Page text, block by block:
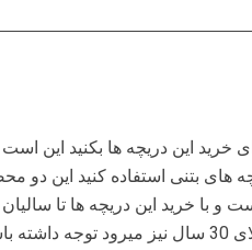
خرید این دریچه ها بکنید این
های بتنی استفاده کنید این دو
با خرید این دریچه ها تا سالیان
دوباره دریچه دورخواهید بود در صورت نصب صحیح عمر این دریچه ها تا بالای 30 سال